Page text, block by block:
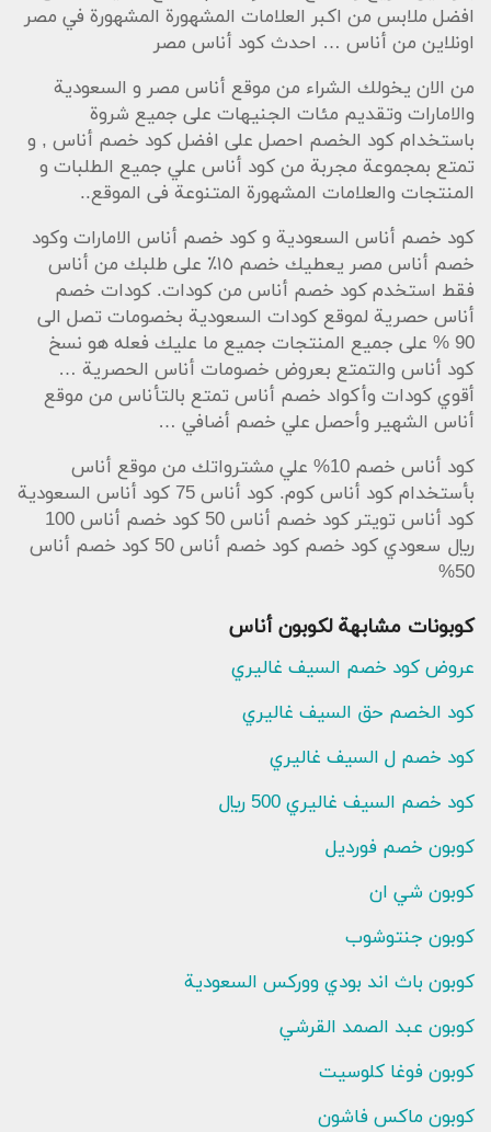
افضل ملابس من اكبر العلامات المشهورة المشهورة في مصر
اونلاين من أناس … احدث كود أناس مصر
من الان يخولك الشراء من موقع أناس مصر و السعودية
والامارات وتقديم مئات الجنيهات على جميع شروة
باستخدام كود الخصم احصل على افضل كود خصم أناس , و
تمتع بمجموعة مجربة من كود أناس علي جميع الطلبات و
المنتجات والعلامات المشهورة المتنوعة فى الموقع..
كود خصم أناس السعودية و كود خصم أناس الامارات وكود
خصم أناس مصر يعطيك خصم ١٥٪ على طلبك من أناس
فقط استخدم كود خصم أناس من كودات. كودات خصم
أناس حصرية لموقع كودات السعودية بخصومات تصل الى
90 % على جميع المنتجات جميع ما عليك فعله هو نسخ
كود أناس والتمتع بعروض خصومات أناس الحصرية …
أقوي كودات وأكواد خصم أناس تمتع بالتأناس من موقع
أناس الشهير وأحصل علي خصم أضافي …
كود أناس خصم 10% علي مشترواتك من موقع أناس
بأستخدام كود أناس كوم. كود أناس 75 كود أناس السعودية
كود أناس تويتر كود خصم أناس 50 كود خصم أناس 100
ريال سعودي كود خصم كود خصم أناس 50 كود خصم أناس
50%
كوبونات مشابهة لكوبون أناس
عروض كود خصم السيف غاليري
كود الخصم حق السيف غاليري
كود خصم ل السيف غاليري
كود خصم السيف غاليري 500 ريال
كوبون خصم فورديل
كوبون شي ان
كوبون جنتوشوب
كوبون باث اند بودي ووركس السعودية
كوبون عبد الصمد القرشي
كوبون فوغا كلوسيت
كوبون ماكس فاشون